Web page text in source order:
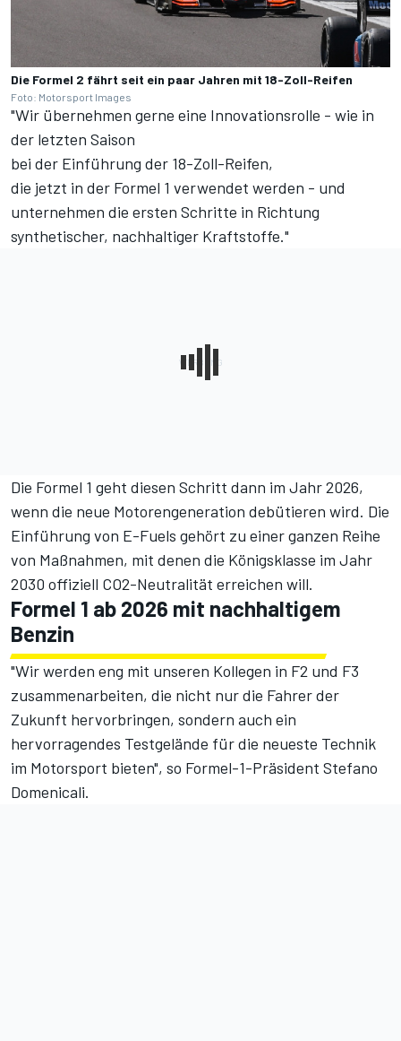
Die Formel 2 fährt seit ein paar Jahren mit 18-Zoll-Reifen
Foto: Motorsport Images
"Wir übernehmen gerne eine Innovationsrolle - wie in
der letzten Saison
bei der Einführung der 18-Zoll-Reifen,
die jetzt in der Formel 1 verwendet werden - und
unternehmen die ersten Schritte in Richtung
synthetischer, nachhaltiger Kraftstoffe."
Die Formel 1 geht diesen Schritt dann im Jahr 2026,
wenn die neue Motorengeneration debütieren wird. Die
Einführung von E-Fuels gehört zu einer ganzen Reihe
von Maßnahmen, mit denen die Königsklasse im Jahr
2030 offiziell CO2-Neutralität erreichen will.
Formel 1 ab 2026 mit nachhaltigem
Benzin
"Wir werden eng mit unseren Kollegen in F2 und F3
zusammenarbeiten, die nicht nur die Fahrer der
Zukunft hervorbringen, sondern auch ein
hervorragendes Testgelände für die neueste Technik
im Motorsport bieten", so Formel-1-Präsident Stefano
Domenicali.